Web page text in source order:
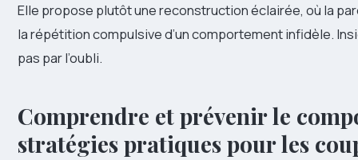
Elle propose plutôt une reconstruction éclairée, où la
la répétition compulsive d’un comportement infidèle.
pas par l’oubli.
Comprendre et prévenir le
stratégies pratiques pour les